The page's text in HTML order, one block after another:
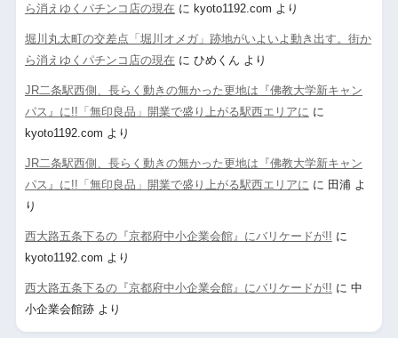
ら消えゆくパチンコ店の現在 に kyoto1192.com より
堀川丸太町の交差点「堀川オメガ」跡地がいよいよ動き出す。街か
ら消えゆくパチンコ店の現在 に ひめくん より
JR二条駅西側、長らく動きの無かった更地は『佛教大学新キャン
パス』に!!「無印良品」開業で盛り上がる駅西エリアに に
kyoto1192.com より
JR二条駅西側、長らく動きの無かった更地は『佛教大学新キャン
パス』に!!「無印良品」開業で盛り上がる駅西エリアに に 田浦よ
り
西大路五条下るの『京都府中小企業会館』にバリケードが!! に
kyoto1192.com より
西大路五条下るの『京都府中小企業会館』にバリケードが!! に 中
小企業会館跡より